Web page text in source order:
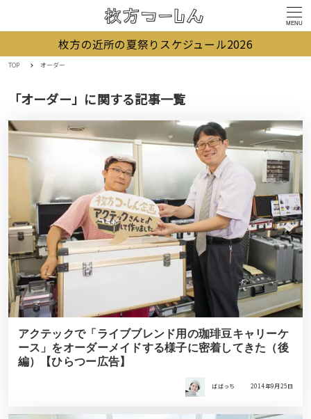
MENU
枚方の近所の夏祭りスケジュール2026
TOP オーダー
「オーダー」に関する記事一覧
アクテックで「ライブブレンド用の珈琲豆キャリーケ
ース」をオーダーメイドする様子に密着してきた（後
編）【ひらつー広告】
ばばっち 2014年9月25日